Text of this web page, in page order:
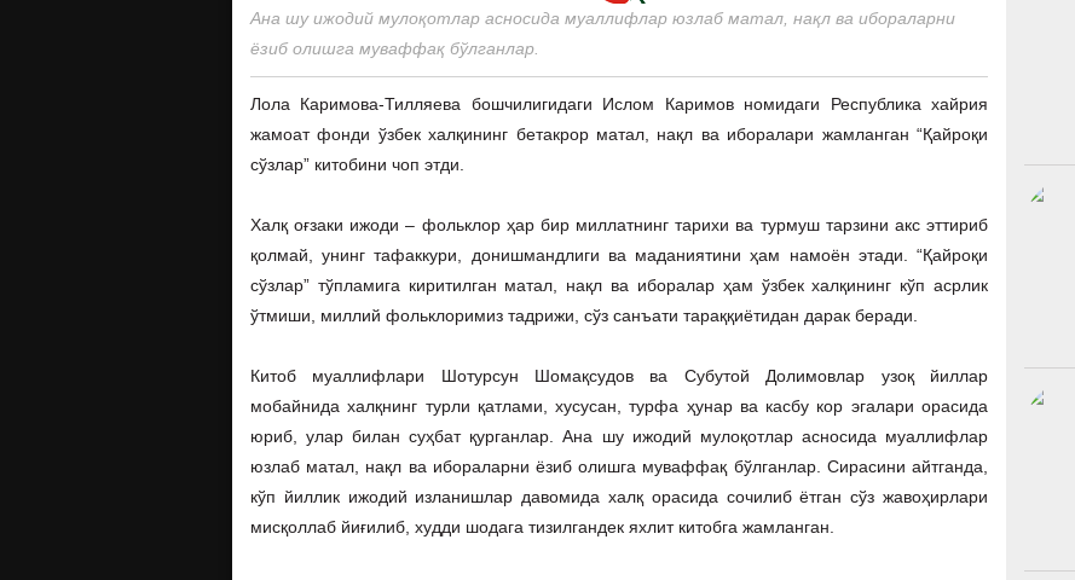
Ана шу ижодий мулоқотлар асносида муаллифлар юзлаб матал, нақл ва ибораларни
ёзиб олишга муваффақ бўлганлар.
Лола Каримова-Тилляева бошчилигидаги Ислом Каримов номидаги Республика хайрия
жамоат фонди ўзбек халқининг бетакрор матал, нақл ва иборалари жамланган “Қайроқи
сўзлар” китобини чоп этди.
Халқ оғзаки ижоди – фольклор ҳар бир миллатнинг тарихи ва турмуш тарзини акс эттириб
қолмай, унинг тафаккури, донишмандлиги ва маданиятини ҳам намоён этади. “Қайроқи
сўзлар” тўпламига киритилган матал, нақл ва иборалар ҳам ўзбек халқининг кўп асрлик
ўтмиши, миллий фольклоримиз тадрижи, сўз санъати тараққиётидан дарак беради.
Китоб муаллифлари Шотурсун Шомақсудов ва Субутой Долимовлар узоқ йиллар
мобайнида халқнинг турли қатлами, хусусан, турфа ҳунар ва касбу кор эгалари орасида
юриб, улар билан суҳбат қурганлар. Ана шу ижодий мулоқотлар асносида муаллифлар
юзлаб матал, нақл ва ибораларни ёзиб олишга муваффақ бўлганлар. Сирасини айтганда,
кўп йиллик ижодий изланишлар давомида халқ орасида сочилиб ётган сўз жавоҳирлари
мисқоллаб йиғилиб, худди шодага тизилгандек яхлит китобга жамланган.